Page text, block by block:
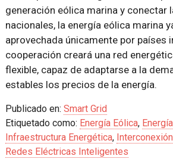
generación eólica marina y conectar
nacionales, la energía eólica marina
aprovechada únicamente por países
cooperación creará una red
flexible, capaz de adaptarse a la
estables los precios de la energía.
Publicado en: Smart Grid
Etiquetado como: Energía Eólica,
Infraestructura Energética,
Redes Eléctricas Inteligentes